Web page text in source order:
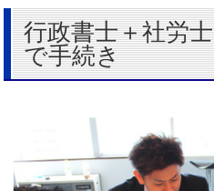
行政書士＋社労
で手続き